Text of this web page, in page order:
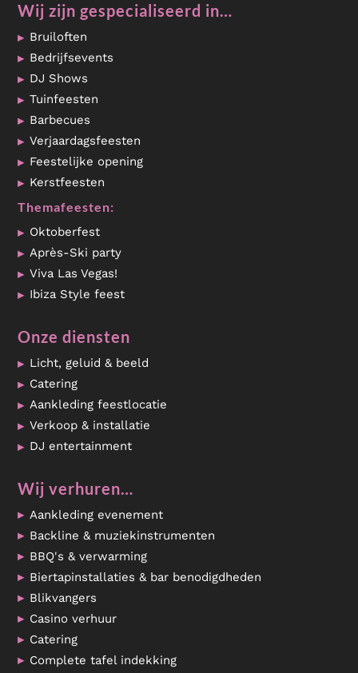
Wij zijn gespecialiseerd in…
Bruiloften
Bedrijfsevents
DJ Shows
Tuinfeesten
Barbecues
Verjaardagsfeesten
Feestelijke opening
Kerstfeesten
Themafeesten:
Oktoberfest
Après-Ski party
Viva Las Vegas!
Ibiza Style feest
Onze diensten
Licht, geluid & beeld
Catering
Aankleding feestlocatie
Verkoop & installatie
DJ entertainment
Wij verhuren…
Aankleding evenement
Backline & muziekinstrumenten
BBQ's & verwarming
Biertapinstallaties & bar benodigdheden
Blikvangers
Casino verhuur
Catering
Complete tafel indekking